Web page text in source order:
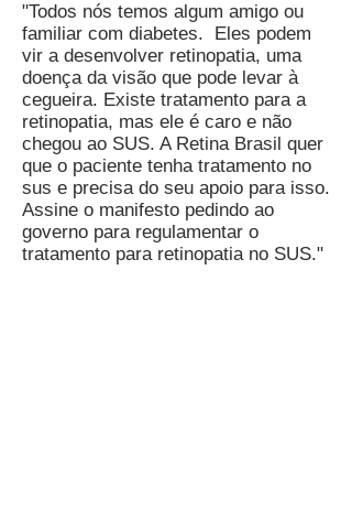
"Todos nós temos algum amigo ou
familiar com diabetes. Eles podem
vir a desenvolver retinopatia, uma
doença da visão que pode levar à
cegueira. Existe tratamento para a
retinopatia, mas ele é caro e não
chegou ao SUS. A Retina Brasil quer
que o paciente tenha tratamento no
sus e precisa do seu apoio para isso.
Assine o manifesto pedindo ao
governo para regulamentar o
tratamento para retinopatia no SUS."